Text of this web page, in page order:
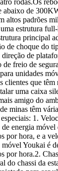
rodas.Os
abaixo de
altos padrões
estrutura
principal
de choque do
direção de
de freio de
unidades
clientes que
uma caixa
amigo do
minas têm
1.
de energia
por hora, e a
móvel Youkai é
por hora.2.
do chassi da